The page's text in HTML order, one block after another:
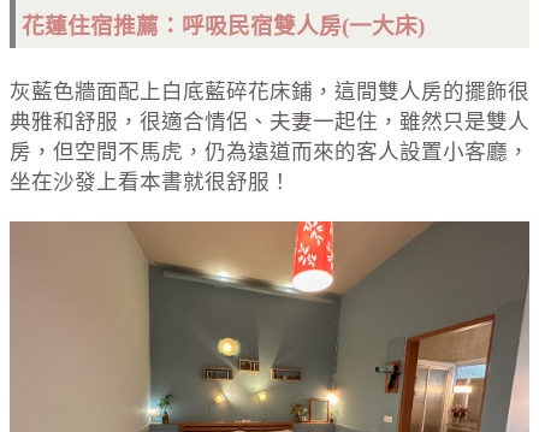
花蓮住宿推薦：呼吸民宿雙人房(一大床)
灰藍色牆面配上白底藍碎花床鋪，這間雙人房的擺飾很
典雅和舒服，很適合情侶、夫妻一起住，雖然只是雙人
房，但空間不馬虎，仍為遠道而來的客人設置小客廳，
坐在沙發上看本書就很舒服！